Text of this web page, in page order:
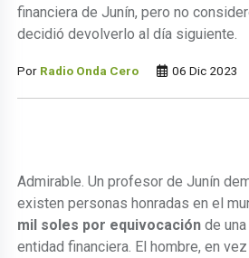
financiera de Junín, pero no
decidió devolverlo al día siguiente.
Por Radio Onda Cero 06 Dic 2023
Admirable. Un profesor de Junín
existen personas honradas en el
mil soles por equivocación de
entidad financiera. El hombre, en